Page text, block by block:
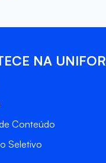
NA UNIFOR
Conteúdo
Seletivo